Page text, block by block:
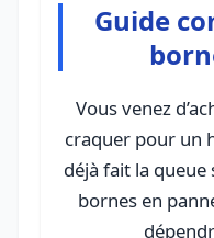
Guide
Vous venez
craquer pour un
déjà fait la
bornes en